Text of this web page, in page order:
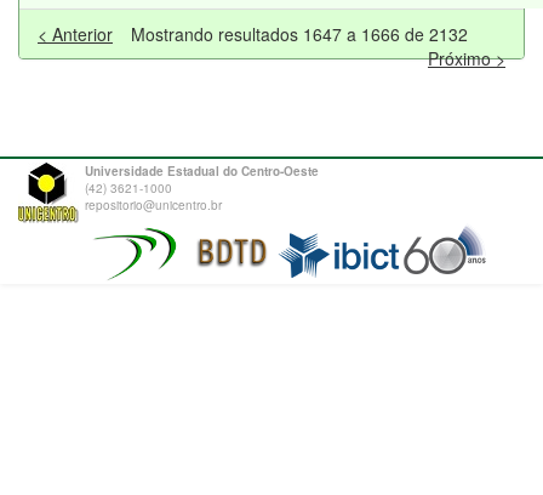
Mostrando resultados 1647 a 1666 de 2132
< Anterior
Próximo >
Universidade Estadual do Centro-Oeste
(42) 3621-1000
repositorio@unicentro.br